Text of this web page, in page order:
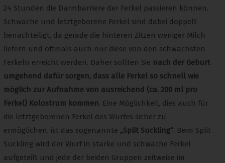
24 Stunden die Darmbarriere der Ferkel passieren können.
Schwache und letztgeborene Ferkel sind dabei doppelt
benachteiligt, da gerade die hinteren Zitzen weniger Milch
liefern und oftmals auch nur diese von den schwächsten
Ferkeln erreicht werden. Daher sollten Sie nach der Geburt
umgehend dafür sorgen, dass alle Ferkel so schnell wie
möglich zur Aufnahme von ausreichend (ca. 200 ml pro
Ferkel) Kolostrum kommen. Eine Möglichkeit, dies auch für
die letztgeborenen Ferkel des Wurfes sicher zu
ermöglichen, ist das sogenannte „Split Suckling“. Beim Split
Suckling wird der Wurf in starke und schwache Ferkel
aufgeteilt und jede der beiden Gruppen zeitweise im